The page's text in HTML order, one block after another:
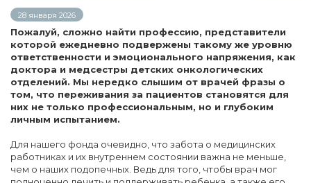
28 января 2026
Пожалуй, сложно найти профессию, представители
которой ежедневно подвержены такому же уровню
ответственности и эмоционального напряжения, как
доктора и медсестры детских онкологических
отделений. Мы нередко слышим от врачей фразы о
том, что переживания за пациентов становятся для
них не только профессиональным, но и глубоким
личным испытанием.
Для нашего фонда очевидно, что забота о медицинских
работниках и их внутреннем состоянии важна не меньше,
чем о наших подопечных. Ведь для того, чтобы врач мог